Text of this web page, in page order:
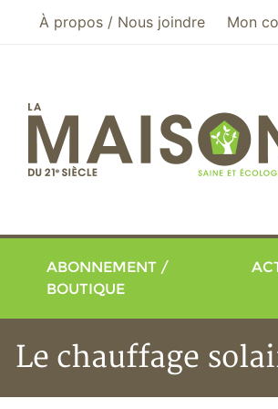
Aller au menu principal
Aller au contenu principal
À propos / Nous joindre Mon
ABONNEMENT /
BOUTIQUE
Le chauffage